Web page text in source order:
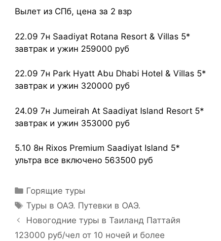
Вылет из СПб, цена за 2 взр
22.09 7н Saadiyat Rotana Resort & Villas 5*
завтрак и ужин 259000 руб
22.09 7н Park Hyatt Abu Dhabi Hotel & Villas 5*
завтрак и ужин 320000 руб
24.09 7н Jumeirah At Saadiyat Island Resort 5*
завтрак и ужин 353000 руб
5.10 8н Rixos Premium Saadiyat Island 5*
ультра все включено 563500 руб
Горящие туры
Туры в ОАЭ. Путевки в ОАЭ.
Новогодние туры в Таиланд Паттайя
123000 руб/чел от 10 ночей и более